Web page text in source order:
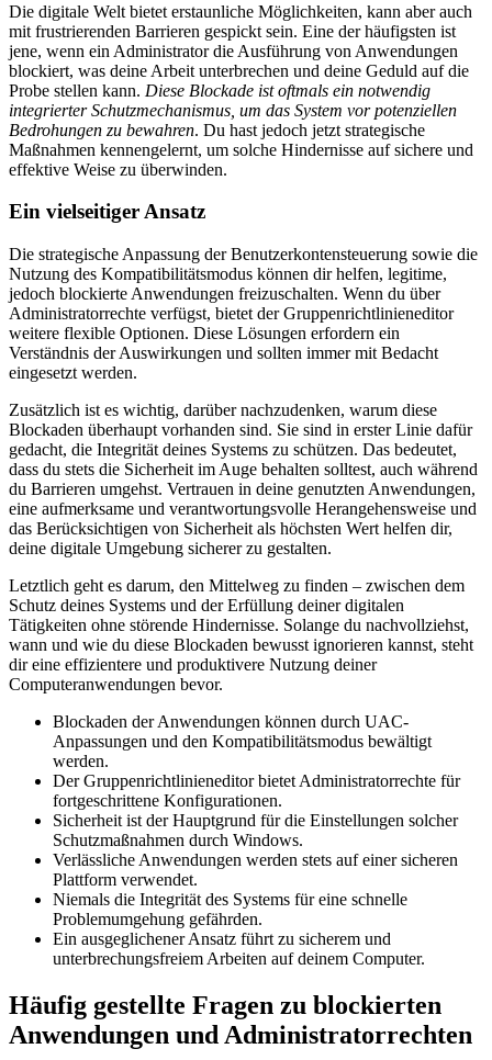
Die digitale Welt bietet erstaunliche Möglichkeiten, kann aber auch
mit frustrierenden Barrieren gespickt sein. Eine der häufigsten ist
jene, wenn ein Administrator die Ausführung von Anwendungen
blockiert, was deine Arbeit unterbrechen und deine Geduld auf die
Probe stellen kann. Diese Blockade ist oftmals ein notwendig
integrierter Schutzmechanismus, um das System vor potenziellen
Bedrohungen zu bewahren. Du hast jedoch jetzt strategische
Maßnahmen kennengelernt, um solche Hindernisse auf sichere und
effektive Weise zu überwinden.
Ein vielseitiger Ansatz
Die strategische Anpassung der Benutzerkontensteuerung sowie die
Nutzung des Kompatibilitätsmodus können dir helfen, legitime,
jedoch blockierte Anwendungen freizuschalten. Wenn du über
Administratorrechte verfügst, bietet der Gruppenrichtlinieneditor
weitere flexible Optionen. Diese Lösungen erfordern ein
Verständnis der Auswirkungen und sollten immer mit Bedacht
eingesetzt werden.
Zusätzlich ist es wichtig, darüber nachzudenken, warum diese
Blockaden überhaupt vorhanden sind. Sie sind in erster Linie dafür
gedacht, die Integrität deines Systems zu schützen. Das bedeutet,
dass du stets die Sicherheit im Auge behalten solltest, auch während
du Barrieren umgehst. Vertrauen in deine genutzten Anwendungen,
eine aufmerksame und verantwortungsvolle Herangehensweise und
das Berücksichtigen von Sicherheit als höchsten Wert helfen dir,
deine digitale Umgebung sicherer zu gestalten.
Letztlich geht es darum, den Mittelweg zu finden – zwischen dem
Schutz deines Systems und der Erfüllung deiner digitalen
Tätigkeiten ohne störende Hindernisse. Solange du nachvollziehst,
wann und wie du diese Blockaden bewusst ignorieren kannst, steht
dir eine effizientere und produktivere Nutzung deiner
Computeranwendungen bevor.
Blockaden der Anwendungen können durch UAC-
Anpassungen und den Kompatibilitätsmodus bewältigt
werden.
Der Gruppenrichtlinieneditor bietet Administratorrechte für
fortgeschrittene Konfigurationen.
Sicherheit ist der Hauptgrund für die Einstellungen solcher
Schutzmaßnahmen durch Windows.
Verlässliche Anwendungen werden stets auf einer sicheren
Plattform verwendet.
Niemals die Integrität des Systems für eine schnelle
Problemumgehung gefährden.
Ein ausgeglichener Ansatz führt zu sicherem und
unterbrechungsfreiem Arbeiten auf deinem Computer.
Häufig gestellte Fragen zu blockierten
Anwendungen und Administratorrechten